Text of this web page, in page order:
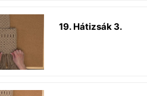
19. Hátizsák 3.